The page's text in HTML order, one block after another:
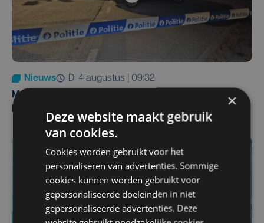
Nieuws
di 4 augustus | 09:32
Man en vrouw dood aangetroffen in woning in Sint-×
Deze website maakt gebruik
van cookies.
Cookies worden gebruikt voor het
personaliseren van advertenties. Sommige
cookies kunnen worden gebruikt voor
gepersonaliseerde doeleinden in niet
gepersonaliseerde advertenties. Deze